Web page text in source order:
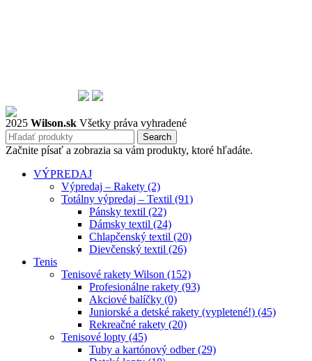
2025 Wilson.sk Všetky práva vyhradené
Search
Začnite písať a zobrazia sa vám produkty, ktoré hľadáte.
VÝPREDAJ
Výpredaj – Rakety (2)
Totálny výpredaj – Textil (91)
Pánsky textil (22)
Dámsky textil (24)
Chlapčenský textil (20)
Dievčenský textil (26)
Tenis
Tenisové rakety Wilson (152)
Profesionálne rakety (93)
Akciové balíčky (0)
Juniorské a detské rakety (vypletené!) (45)
Rekreačné rakety (20)
Tenisové lopty (45)
Tuby a kartónový odber (29)